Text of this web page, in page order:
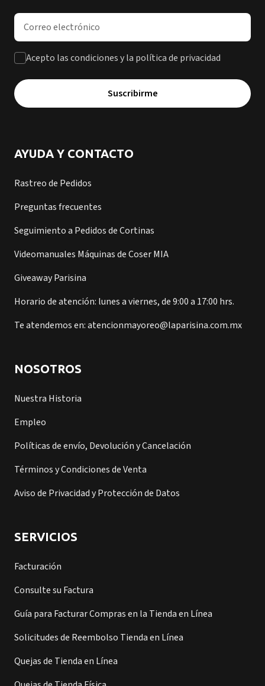
Dirección de correo electrónico
Acepto las condiciones y la política de privacidad
Suscribirme
AYUDA Y CONTACTO
Rastreo de Pedidos
Preguntas frecuentes
Seguimiento a Pedidos de Cortinas
Videomanuales Máquinas de Coser MIA
Giveaway Parisina
Horario de atención: lunes a viernes, de 9:00 a 17:00 hrs.
Te atendemos en: atencionmayoreo@laparisina.com.mx
NOSOTROS
Nuestra Historia
Empleo
Políticas de envío, Devolución y Cancelación
Términos y Condiciones de Venta
Aviso de Privacidad y Protección de Datos
SERVICIOS
Facturación
Consulte su Factura
Guía para Facturar Compras en la Tienda en Línea
Solicitudes de Reembolso Tienda en Línea
Quejas de Tienda en Línea